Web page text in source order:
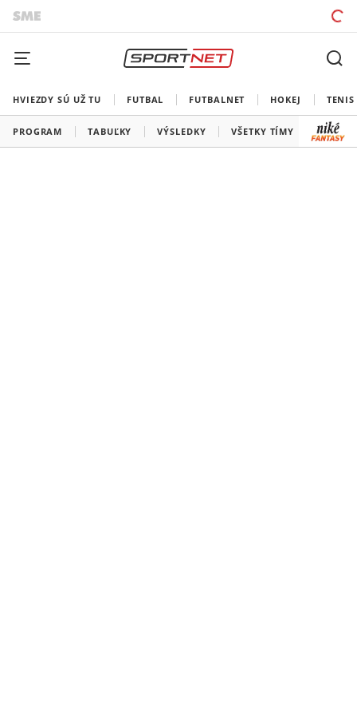
HVIEZDY SÚ UŽ TU FUTBAL FUTBALNET HOKEJ TENIS
PROGRAM TABUĽKY VÝSLEDKY VŠETKY TÍMY